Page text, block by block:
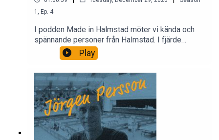
1
Ep. 4
I podden Made in Halmstad möter vi kända och
spännande personer från Halmstad. I fjärde
avsnittet träffar vi förbundskapten Janne
Andersson och pratar HBK-minnen, Halmstad och
Play